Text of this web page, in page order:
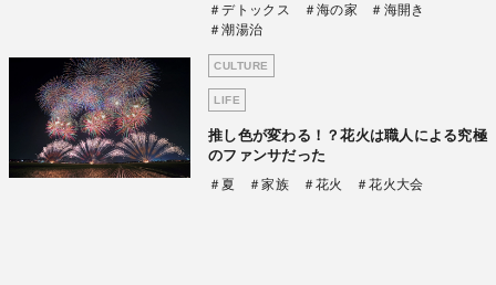
＃デトックス ＃海の家
＃海開き
＃潮湯治
CULTURE
LIFE
推し色が変わる！？花火は職人による究極
のファンサだった
＃夏 ＃家族 ＃花火 ＃花火大会